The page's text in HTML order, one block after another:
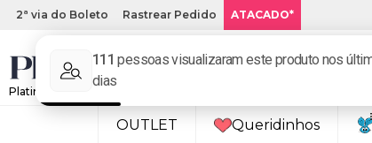
2ª via do Boleto Rastrear Pedido ATACADO*
Platinum Kids: Loja de roupa infantil online.
OUTLET Queridinhos